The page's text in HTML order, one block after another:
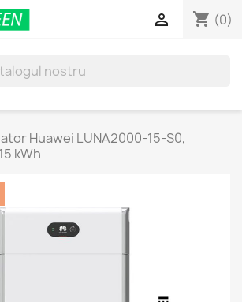
shopping_cart (0)

Huawei LUNA2000-15-S0,
kWh